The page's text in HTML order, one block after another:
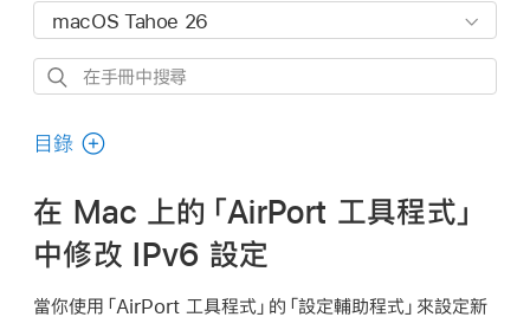
在
冊
搜
尋
目錄
在 Mac 上的「AirPort 工具程式」
中修改 IPv6 設定
當你使用「AirPort 工具程式」的「設定輔助程式」來設定新